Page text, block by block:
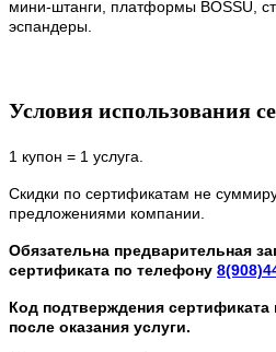
мини-штанги, платформы BOSSU,
эспандеры.
Условия использования
1 купон = 1 услуга.
Скидки по сертификатам не
предложениями компании.
Обязательна предварительная
сертификата по телефону
Код подтверждения
после оказания услуги.